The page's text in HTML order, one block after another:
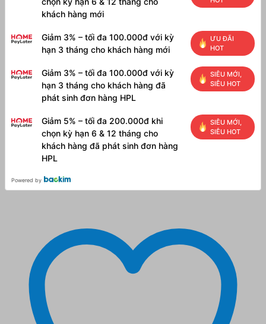
khách hàng mới
Giảm 3% – tối đa 100.000đ với kỳ
hạn 3 tháng cho khách hàng mới
ƯU ĐÃI
HOT
Giảm 3% – tối đa 100.000đ với kỳ
hạn 3 tháng cho khách hàng đã
phát sinh đơn hàng HPL
SIÊU MỚI,
SIÊU HOT
Giảm 5% – tối đa 200.000đ khi
chọn kỳ hạn 6 & 12 tháng cho
khách hàng đã phát sinh đơn hàng
HPL
SIÊU MỚI,
SIÊU HOT
Powered by